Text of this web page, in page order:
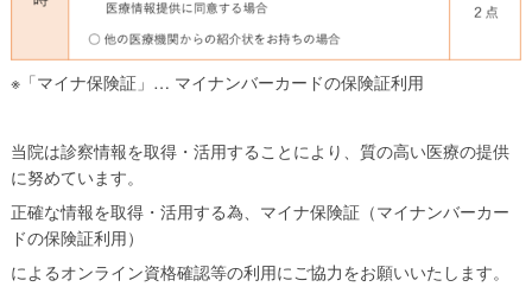
※「マイナ保険証」… マイナンバーカードの保険証利用
当院は診察情報を取得・活用することにより、質の高い医療の提供
に努めています。
正確な情報を取得・活用する為、マイナ保険証（マイナンバーカー
ドの保険証利用）
によるオンライン資格確認等の利用にご協力をお願いいたします。